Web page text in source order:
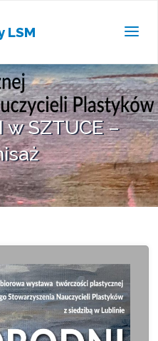
LSM
w SZTUCE –